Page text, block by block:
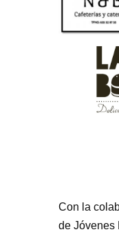
Con la
de Jóvenes